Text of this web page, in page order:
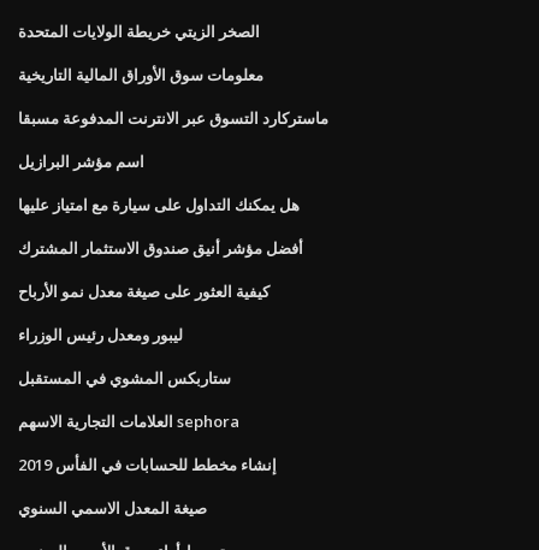
الصخر الزيتي خريطة الولايات المتحدة
معلومات سوق الأوراق المالية التاريخية
ماستركارد التسوق عبر الانترنت المدفوعة مسبقا
اسم مؤشر البرازيل
هل يمكنك التداول على سيارة مع امتياز عليها
أفضل مؤشر أنيق صندوق الاستثمار المشترك
كيفية العثور على صيغة معدل نمو الأرباح
ليبور ومعدل رئيس الوزراء
ستاربكس المشوي في المستقبل
العلامات التجارية الاسهم sephora
إنشاء مخطط للحسابات في الفأس 2019
صيغة المعدل الاسمي السنوي